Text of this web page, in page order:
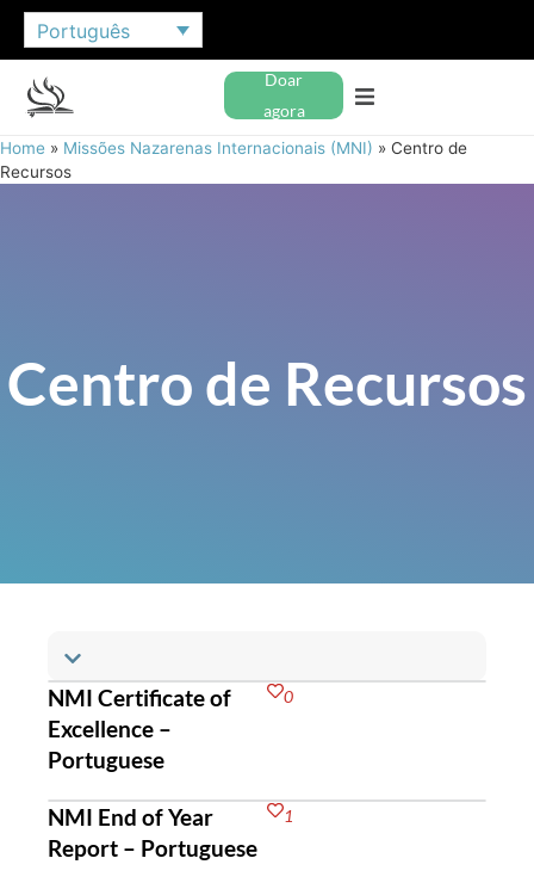
Português
Doar
agora
Home » Missões Nazarenas Internacionais (MNI) » Centro de
Recursos
Centro de Recursos
NMI Certificate of
Excellence –
Portuguese
0
NMI End of Year
Report – Portuguese
1